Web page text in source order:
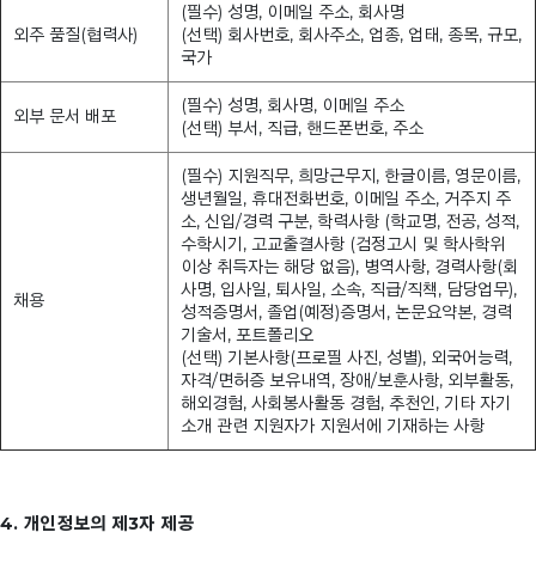
외주 품질(협력사)
(필수) 성명, 이메일 주소, 회사명
(선택) 회사번호, 회사주소, 업종, 업태, 종목, 규모,
국가
외부 문서 배포
(필수) 성명, 회사명, 이메일 주소
(선택) 부서, 직급, 핸드폰번호, 주소
채용
(필수) 지원직무, 희망근무지, 한글이름, 영문이름,
생년월일, 휴대전화번호, 이메일 주소, 거주지 주
소, 신입/경력 구분, 학력사항 (학교명, 전공, 성적,
수학시기, 고교출결사항 (검정고시 및 학사학위
이상 취득자는 해당 없음), 병역사항, 경력사항(회
사명, 입사일, 퇴사일, 소속, 직급/직책, 담당업무),
성적증명서, 졸업(예정)증명서, 논문요약본, 경력
기술서, 포트폴리오
(선택) 기본사항(프로필 사진, 성별), 외국어능력,
자격/면허증 보유내역, 장애/보훈사항, 외부활동,
해외경험, 사회봉사활동 경험, 추천인, 기타 자기
소개 관련 지원자가 지원서에 기재하는 사항
4. 개인정보의 제3자 제공